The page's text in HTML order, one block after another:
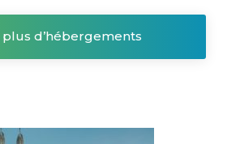
plus d’hébergements